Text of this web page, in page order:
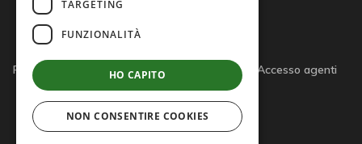
Privacy policy Cookie policy Note legali
Accesso agenti
TARGETING
FUNZIONALITÀ
HO CAPITO
NON CONSENTIRE COOKIES